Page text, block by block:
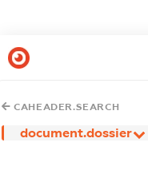
CAHEADER.SEARCH
document.dossier